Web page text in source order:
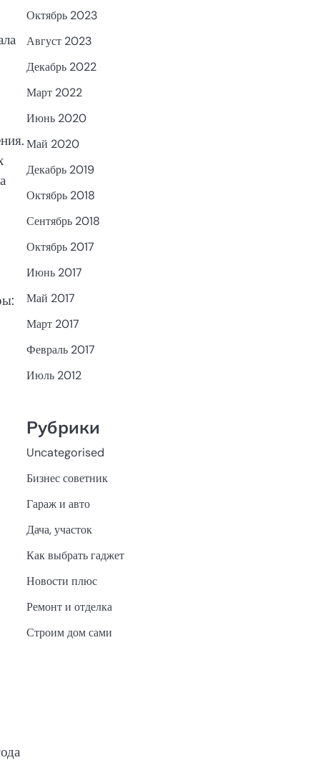
Октябрь 2023
Август 2023
Декабрь 2022
Март 2022
Июнь 2020
Май 2020
Декабрь 2019
Октябрь 2018
Сентябрь 2018
Октябрь 2017
Июнь 2017
Май 2017
Март 2017
Февраль 2017
Июль 2012
Рубрики
Uncategorised
Бизнес советник
Гараж и авто
Дача, участок
Как выбрать гаджет
Новости плюс
Ремонт и отделка
Строим дом сами